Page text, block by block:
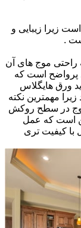
زیرا زیبایی و
.
راحتی موج های آن
پرواضح است که
ورق هایگلاس
مهمترین نکته
موج در سطح روکش
است که عمل
کیفیت تری